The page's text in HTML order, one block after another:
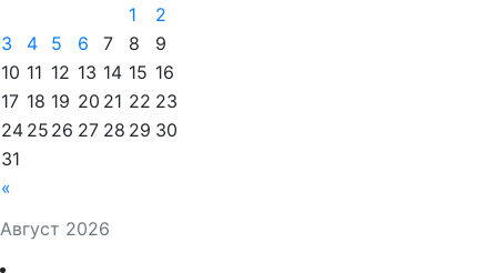
Август 2026
«
1
2
3
4 5 6 7 8
9
10 11 12 13 14 15 16
17 18 19 20 21 22 23
24 25 26 27 28 29 30
31